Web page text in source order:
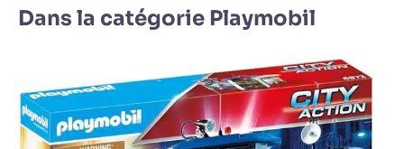
Dans la catégorie Playmobil